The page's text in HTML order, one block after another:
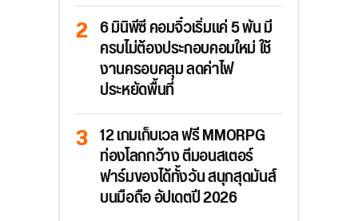
6 มินิพีซี คอมจิ๋วเริ่มแค่ 5 พัน มี
ครบไม่ต้องประกอบคอมใหม่ ใช้
งานครอบคลุม ลดค่าไฟ
ประหยัดพื้นที่
12 เกมเก็บเวล ฟรี MMORPG
ท่องโลกกว้าง ตีมอนสเตอร์
ฟาร์มของได้ทั้งวัน สนุกสุดมันส์
บนมือถือ อัปเดตปี 2026